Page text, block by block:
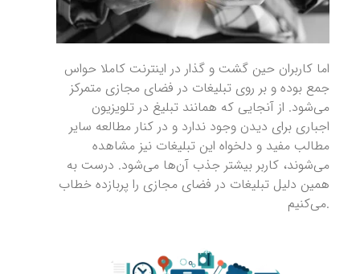
اما کاربران حین گشت و گذار در اینترنت کاملا حواس
جمع بوده و بر روی تبلیغات در فضای مجازی متمرکز
می‌شود. از آنجایی که همانند تبلیغ در تلویزیون
اجباری برای دیدن وجود ندارد و در کنار مطالعه سایر
مطالب مفید و دلخواه این تبلیغات نیز مشاهده
می‌شوند، کاربر بیشتر جذب آن‌ها می‌شود. درست به
همین دلیل تبلیغات در فضای مجازی را پربازده خطاب
می‌کنیم.